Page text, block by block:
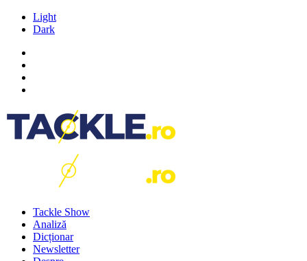
Light
Dark
Tackle Show
Analiză
Dicționar
Newsletter